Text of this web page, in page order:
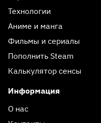
Технологии
Аниме и манга
Фильмы и сериалы
Пополнить Steam
Калькулятор сенсы
Информация
О нас